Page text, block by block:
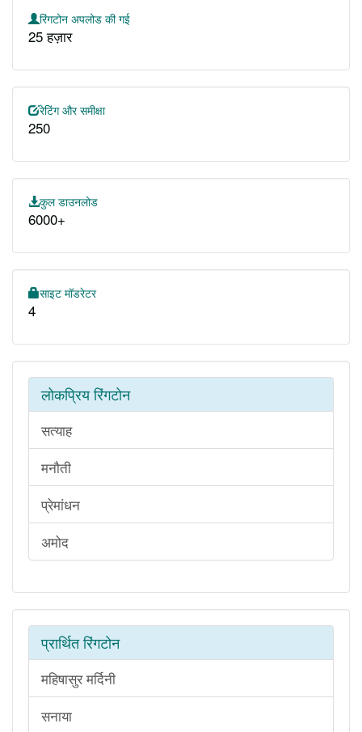
रिंगटोन अपलोड की गई
25 हज़ार
रेटिंग और समीक्षा
250
कुल डाउनलोड
6000+
साइट मॉडरेटर
4
लोकप्रिय रिंगटोन
सत्याह
मनौती
प्रेमांधन
अमोद
प्रार्थित रिंगटोन
महिषासुर मर्दिनी
सनाया